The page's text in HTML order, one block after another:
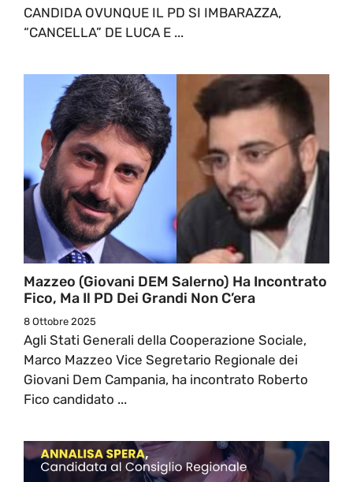
CANDIDA OVUNQUE IL PD SI IMBARAZZA,
“CANCELLA” DE LUCA E ...
Mazzeo (Giovani DEM Salerno) Ha Incontrato
Fico, Ma Il PD Dei Grandi Non C’era
8 Ottobre 2025
Agli Stati Generali della Cooperazione Sociale,
Marco Mazzeo Vice Segretario Regionale dei
Giovani Dem Campania, ha incontrato Roberto
Fico candidato ...